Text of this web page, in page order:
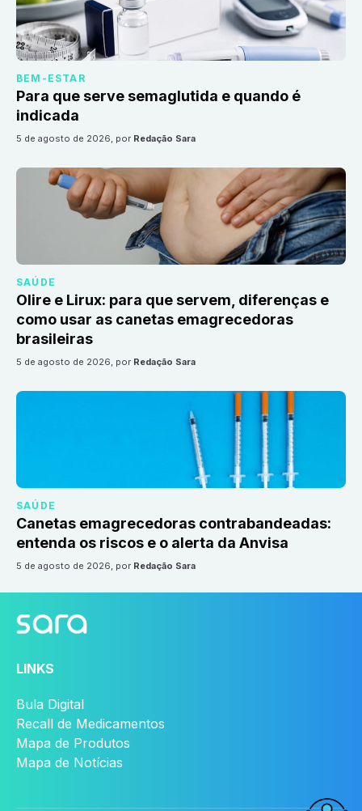
BEM-ESTAR
Para que serve semaglutida e quando é
indicada
5 de agosto de 2026, por Redação Sara
SAÚDE
Olire e Lirux: para que servem, diferenças e
como usar as canetas emagrecedoras
brasileiras
5 de agosto de 2026, por Redação Sara
SAÚDE
Canetas emagrecedoras contrabandeadas:
entenda os riscos e o alerta da Anvisa
5 de agosto de 2026, por Redação Sara
LINKS
Bula Digital
Recall de Medicamentos
Mapa de Produtos
Mapa de Notícias